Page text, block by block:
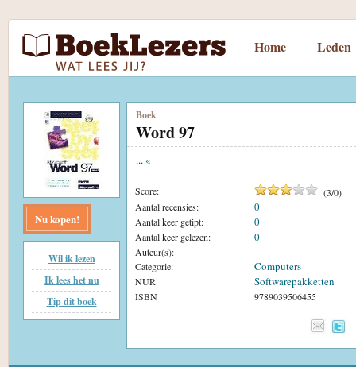
Home Leden
Nu kopen!
Wil ik lezen
Ik lees het nu
Tip dit boek
Boek
Word 97
... «
Score: (3/0)
Aantal recensies:
0
Aantal keer getipt: 0
Aantal keer gelezen: 0
Auteur(s):
Categorie:
Computers
NUR Softwarepakketten
ISBN 9789039506455